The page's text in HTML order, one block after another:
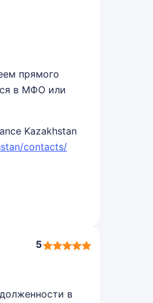
прямого
в МФО или
Kazakhstan
contacts/
5
5,0
в